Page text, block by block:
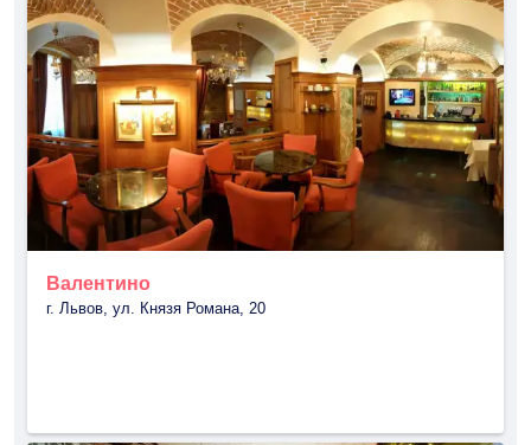
Валентино
г. Львов, ул. Князя Романа, 20